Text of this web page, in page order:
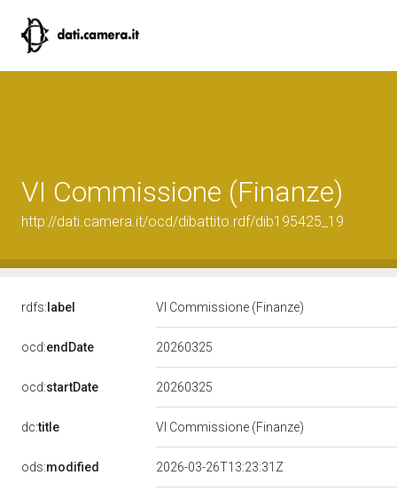
VI Commissione (Finanze)
http://dati.camera.it/ocd/dibattito.rdf/dib195425_19
rdfs: label VI Commissione (Finanze)
ocd:endDate 20260325
ocd:startDate 20260325
dc:title VI Commissione (Finanze)
ods:modified 2026-03-26T13:23:31Z